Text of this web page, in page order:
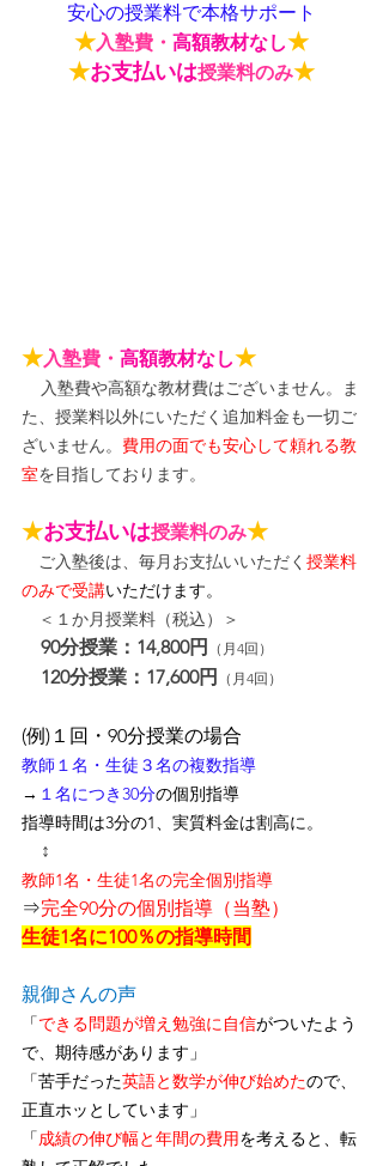
安心の授業料で本格サポート
★入塾費・ 高額教材なし★
★お支払いは授業料のみ★
★入塾費・ 高額教材なし★
入塾費や高額な教材費はございません。ま
た、授業料以外にいただく追加料金も一切ご
ざいません。 費用の面でも安心して頼れる教
室を目指しております。
★お支払いは授業料のみ★
ご入塾後は、毎月お支払いいただく 授業料
のみで受講いただけます。
＜１か月授業料（税込）＞
90分授業：14,800円 （月4回）
120分授業：17,600円 （月4回）
(例)１回・90分授業の場合
教師１名・生徒３名の複数指導
→ １名につき30分の個別指導
指導時間は3分の1、 実質料金は割高に 。
↕
教師1名・生徒1名の完全個別指導
⇒完全90分の個別指導（当塾）
生徒1名に100％の指導時間
親御さんの声
「できる問題が増え勉強に自信がついたよう
で、期待感があります」
「苦手だった英語と数学が伸び始めたので、
正直ホッとしています」
「成績の伸び幅と年間の費用を考えると、転